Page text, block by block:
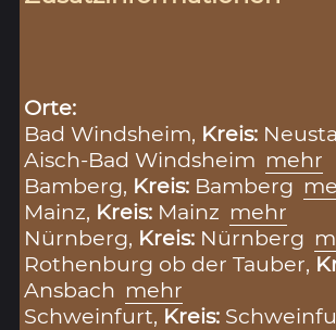
Orte:
Bad Windsheim, Kreis:
Aisch-Bad Windsheim mehr
Bamberg, Kreis: Bamberg
Mainz, Kreis: Mainz mehr
Nürnberg, Kreis: Nürnberg
Rothenburg ob der Tauber,
Ansbach mehr
Schweinfurt, Kreis: